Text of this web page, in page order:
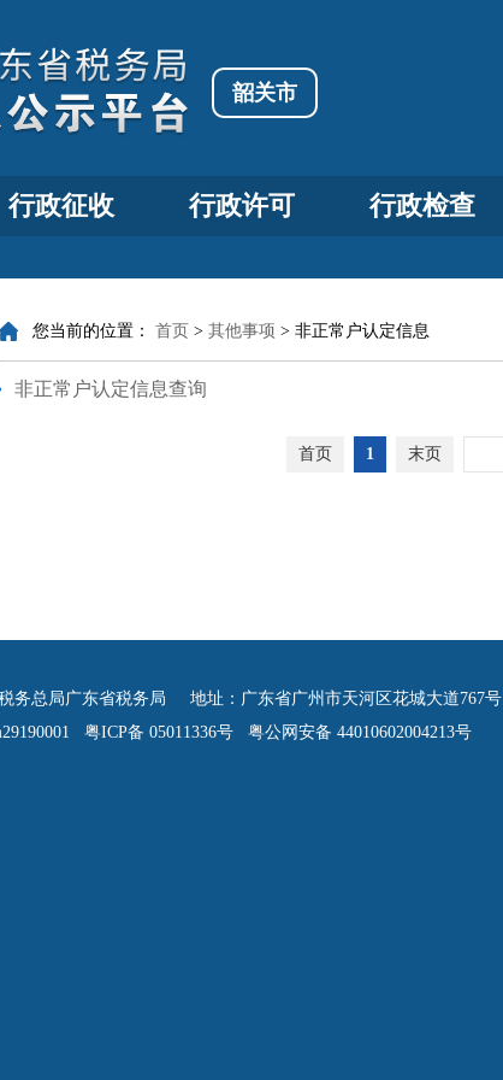
韶关市
行政征收 行政许可 行政检查
您当前的位置： 首页 > 其他事项 > 非正常户认定信息
非正常户认定信息查询
首页 1 末页
务总局广东省税务局 地址：广东省广州市天河区花城大道767号
粤ICP备 05011336号 粤公网安备 44010602004213号